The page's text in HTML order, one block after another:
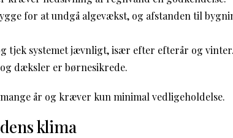
for at undgå algevækst, og afstanden til
tjek systemet jævnligt, især efter efterår og vinter.
dæksler er børnesikrede.
år og kræver kun minimal vedligeholdelse.
klima